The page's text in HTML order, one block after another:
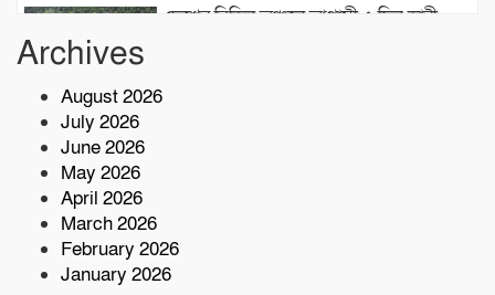
দেশের বিভিন্ন অঞ্চলে আগামী ৫ দিন ভারী
শরণখোলায় মাদকবিরোধী সাঁড়াশি অভিযান
Archives
August 2026
July 2026
June 2026
May 2026
April 2026
March 2026
February 2026
January 2026